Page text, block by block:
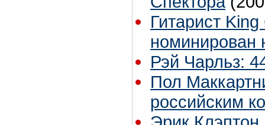
Гитарист
Рэй Чарльз:
Пол
российским